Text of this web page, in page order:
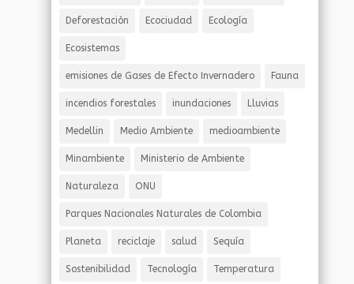
Deforestación Ecociudad Ecología
Ecosistemas
emisiones de Gases de Efecto Invernadero Fauna
incendios forestales inundaciones Lluvias
Medellin Medio Ambiente medioambiente
Minambiente Ministerio de Ambiente
Naturaleza ONU
Parques Nacionales Naturales de Colombia
Planeta reciclaje salud Sequía
Sostenibilidad Tecnología Temperatura